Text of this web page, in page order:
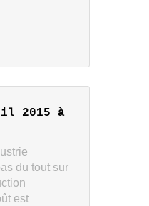
2015 à
du tout sur
est